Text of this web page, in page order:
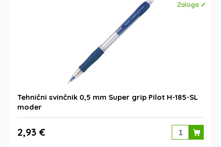
Zaloga ✓
Tehnični svinčnik 0,5 mm Super grip Pilot H-185-SL
moder
2,93 €